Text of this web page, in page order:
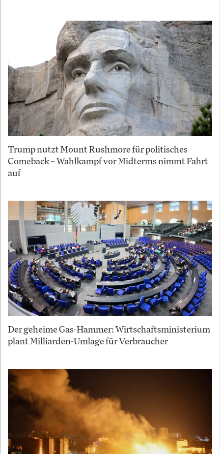
Trump nutzt Mount Rushmore für politisches
Comeback – Wahlkampf vor Midterms nimmt Fahrt
auf
Der geheime Gas-Hammer: Wirtschaftsministerium
plant Milliarden-Umlage für Verbraucher